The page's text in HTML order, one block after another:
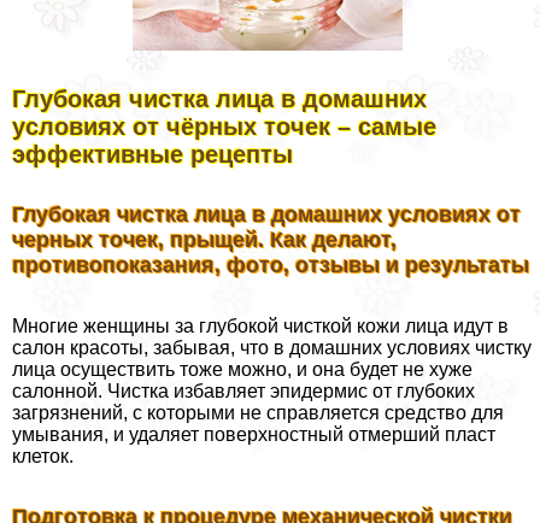
Глубокая чистка лица в домашних
условиях от чёрных точек – самые
эффективные рецепты
Глубокая чистка лица в домашних условиях от
черных точек, прыщей. Как делают,
противопоказания, фото, отзывы и результаты
Многие женщины за глубокой чисткой кожи лица идут в
салон красоты, забывая, что в домашних условиях чистку
лица осуществить тоже можно, и она будет не хуже
салонной. Чистка избавляет эпидермис от глубоких
загрязнений, с которыми не справляется средство для
умывания, и удаляет поверхностный отмерший пласт
клеток.
Подготовка к процедуре механической чистки